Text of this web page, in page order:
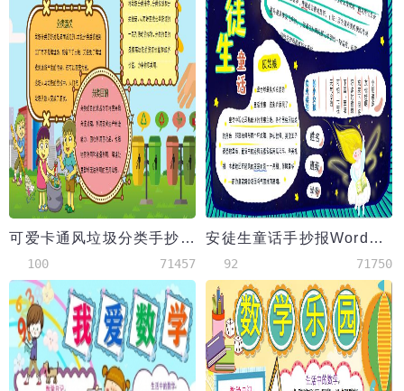
可爱卡通风垃圾分类手抄报小报Word模板
100 71457
安徒生童话手抄报Word模板
92 71750